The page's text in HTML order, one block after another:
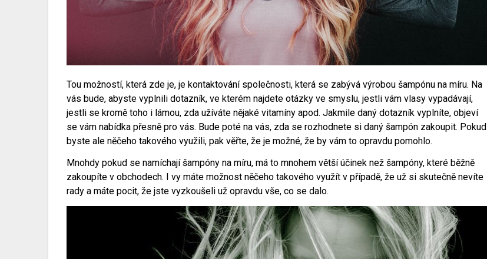
Tou možností, která zde je, je kontaktování společnosti, která se zabývá výrobou šampónu na míru. Na
vás bude, abyste vyplnili dotazník, ve kterém najdete otázky ve smyslu, jestli vám vlasy vypadávají,
jestli se kromě toho i lámou, zda užíváte nějaké vitamíny apod. Jakmile daný dotazník vyplníte, objeví
se vám nabídka přesně pro vás. Bude poté na vás, zda se rozhodnete si daný šampón zakoupit. Pokud
byste ale něčeho takového využili, pak věřte, že je možné, že by vám to opravdu pomohlo.
Mnohdy pokud se namíchají šampóny na míru, má to mnohem větší účinek než šampóny, které běžně
zakoupíte v obchodech. I vy máte možnost něčeho takového využít v případě, že už si skutečně nevíte
rady a máte pocit, že jste vyzkoušeli už opravdu vše, co se dalo.